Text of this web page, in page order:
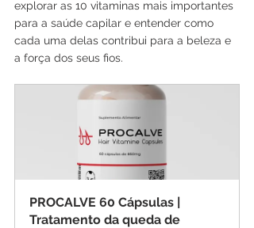
explorar as 10 vitaminas mais importantes
para a saúde capilar e entender como
cada uma delas contribui para a beleza e
a força dos seus fios.
PROCALVE 60 Cápsulas |
Tratamento da queda de